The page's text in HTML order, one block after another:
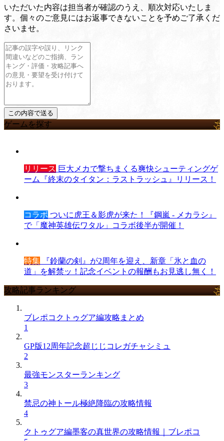
いただいた内容は担当者が確認のうえ、順次対応いたしま
す。個々のご意見にはお返事できないことを予めご了承くだ
さいませ。
ゲームを探す
リリース 巨大メカで撃ちまくる爽快シューティングゲ
ーム『終末のタイタン：ラストラッシュ』リリース！
コラボ ついに虎王＆影虎が来た！『鋼嵐 - メカラシ』
で「魔神英雄伝ワタル」コラボ後半が開催！
特集 『鈴蘭の剣』が2周年を迎え、新章「氷と血の
道」を解禁ッ！記念イベントの報酬もお見逃し無く！
攻略記事ランキング
ブレポコクトゥグア編攻略まとめ
1
GP版12周年記念超じじコレガチャシミュ
2
最強モンスターランキング
3
禁忌の神トール極絶降臨の攻略情報
4
クトゥグア編墨客の真世界の攻略情報｜ブレポコ